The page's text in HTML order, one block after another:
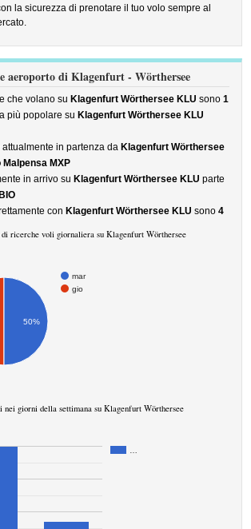
la sicurezza di prenotare il tuo volo sempre al
aeroporto di Klagenfurt - Wörthersee
che volano su Klagenfurt Wörthersee KLU sono1
più popolare su Klagenfurt Wörthersee KLU
attualmente in partenza da Klagenfurt Wörthersee
Malpensa MXP
in arrivo su Klagenfurt Wörthersee KLU parte
con Klagenfurt Wörthersee KLU sono4
di ricerche voli giornaliera su Klagenfurt Wörthersee
mar
gio
50%
nei giorni della settimana su Klagenfurt Wörthersee